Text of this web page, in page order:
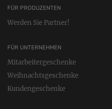
FÜR PRODUZENTEN
Werden Sie Partner!
FÜR UNTERNEHMEN
Mitarbeitergeschenke
Weihnachtsgeschenke
Kundengeschenke